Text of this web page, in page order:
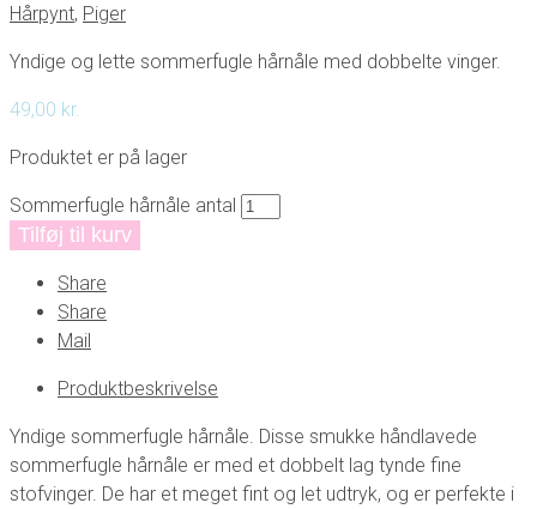
Hårpynt, Piger
Yndige og lette sommerfugle hårnåle med dobbelte vinger.
49,00 kr.
Produktet er på lager
Sommerfugle hårnåle antal
Tilføj til kurv
Share
Share
Mail
Produktbeskrivelse
Yndige sommerfugle hårnåle. Disse smukke håndlavede
sommerfugle hårnåle er med et dobbelt lag tynde fine
stofvinger. De har et meget fint og let udtryk, og er perfekte i